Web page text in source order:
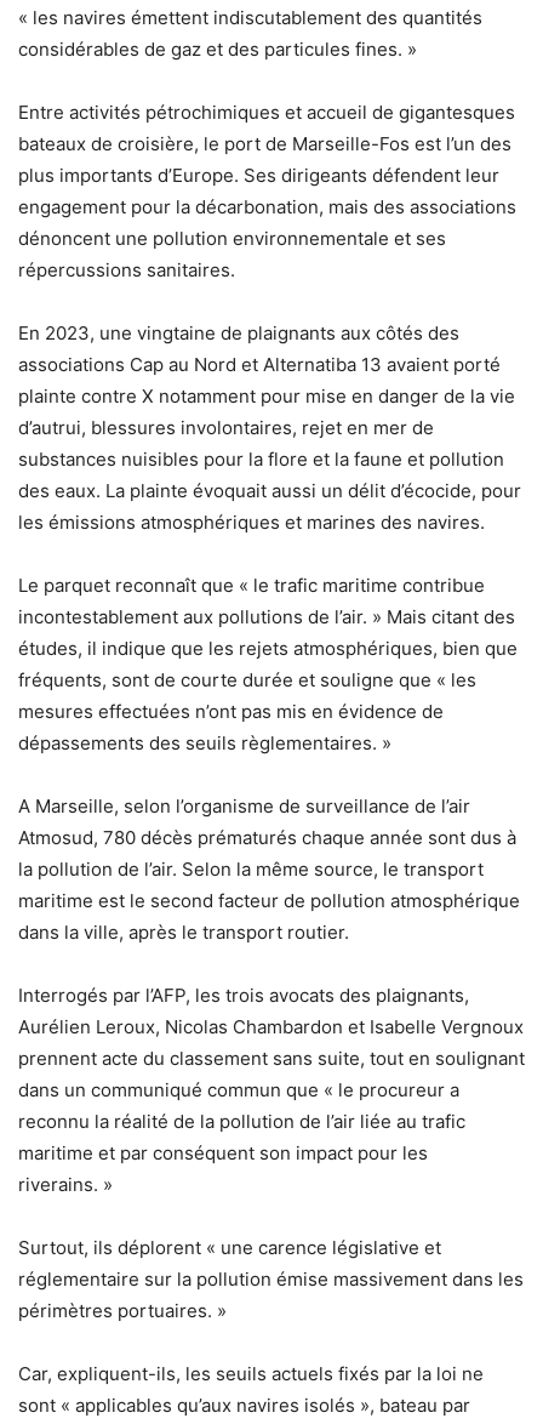
« les navires émettent indiscutablement des quantités
considérables de gaz et des particules fines. »
Entre activités pétrochimiques et accueil de gigantesques
bateaux de croisière, le port de Marseille-Fos est l’un des
plus importants d’Europe. Ses dirigeants défendent leur
engagement pour la décarbonation, mais des associations
dénoncent une pollution environnementale et ses
répercussions sanitaires.
En 2023, une vingtaine de plaignants aux côtés des
associations Cap au Nord et Alternatiba 13 avaient porté
plainte contre X notamment pour mise en danger de la vie
d’autrui, blessures involontaires, rejet en mer de
substances nuisibles pour la flore et la faune et pollution
des eaux. La plainte évoquait aussi un délit d’écocide, pour
les émissions atmosphériques et marines des navires.
Le parquet reconnaît que « le trafic maritime contribue
incontestablement aux pollutions de l’air. » Mais citant des
études, il indique que les rejets atmosphériques, bien que
fréquents, sont de courte durée et souligne que « les
mesures effectuées n’ont pas mis en évidence de
dépassements des seuils règlementaires. »
A Marseille, selon l’organisme de surveillance de l’air
Atmosud, 780 décès prématurés chaque année sont dus à
la pollution de l’air. Selon la même source, le transport
maritime est le second facteur de pollution atmosphérique
dans la ville, après le transport routier.
Interrogés par l’AFP, les trois avocats des plaignants,
Aurélien Leroux, Nicolas Chambardon et Isabelle Vergnoux
prennent acte du classement sans suite, tout en soulignant
dans un communiqué commun que « le procureur a
reconnu la réalité de la pollution de l’air liée au trafic
maritime et par conséquent son impact pour les
riverains. »
Surtout, ils déplorent « une carence législative et
réglementaire sur la pollution émise massivement dans les
périmètres portuaires. »
Car, expliquent-ils, les seuils actuels fixés par la loi ne
sont « applicables qu’aux navires isolés », bateau par